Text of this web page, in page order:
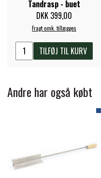
PREMIER
Tandrasp - buet
DKK 399,00
Fragt omk. tillægges
TILFØJ TIL KURV
Andre har også købt